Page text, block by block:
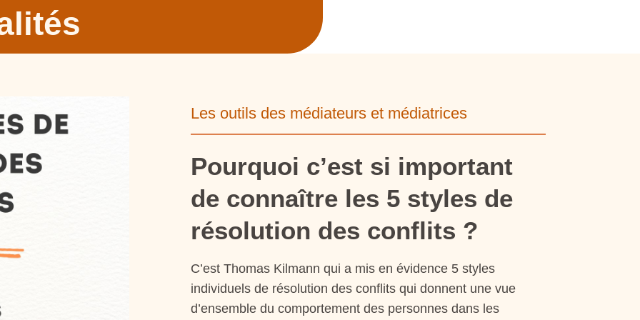
Les outils des médiateurs et médiatrices
Pourquoi c’est si important
de connaître les 5 styles de
résolution des conflits ?
C’est Thomas Kilmann qui a mis en évidence 5 styles
individuels de résolution des conflits qui donnent une vue
d’ensemble du comportement des personnes dans les